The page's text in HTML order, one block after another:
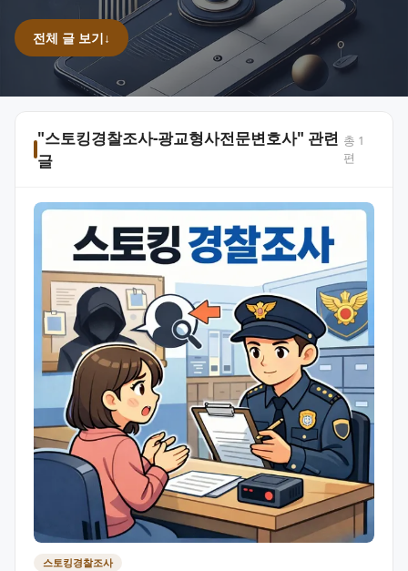
전체 글 보기↓
"스토킹경찰조사-광교형사전문변호사" 관련
글
총 1
편
스토킹경찰조사